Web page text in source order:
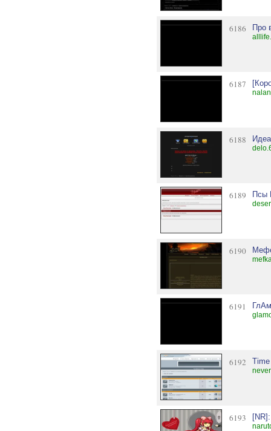
6186 Про
6187
6188
6189 Псы
6190
6191
6192
6193